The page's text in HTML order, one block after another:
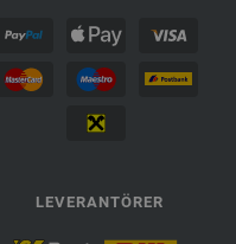
LEVERANTÖRER